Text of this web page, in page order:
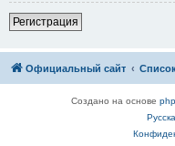
Регистрация
Официальный сайт
Создано на основе